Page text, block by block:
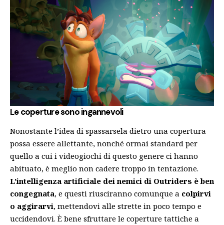
Le coperture sono ingannevoli
Nonostante l’idea di spassarsela dietro una copertura
possa essere allettante, nonché ormai standard per
quello a cui i videogiochi di questo genere ci hanno
abituato, è meglio non cadere troppo in tentazione.
L’intelligenza artificiale dei nemici di Outriders è ben
congegnata, e questi riusciranno comunque a colpirvi
o aggirarvi, mettendovi alle strette in poco tempo e
uccidendovi. È bene sfruttare le coperture tattiche a